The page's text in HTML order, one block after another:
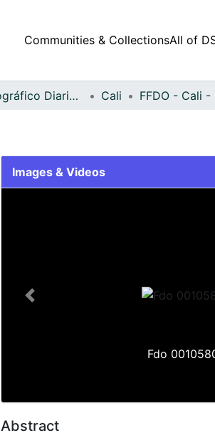
Communities & CollectionsAll of
Fondo Fotográfico Diario Occidente Cali FFDO - Cali -
Images & Videos
Fdo
Previous
Abstract